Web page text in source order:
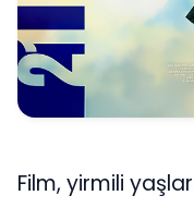
Film, yirmili